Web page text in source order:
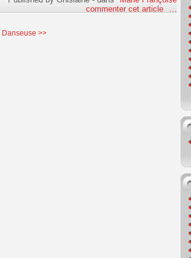
commenter cet article
Danseuse >>